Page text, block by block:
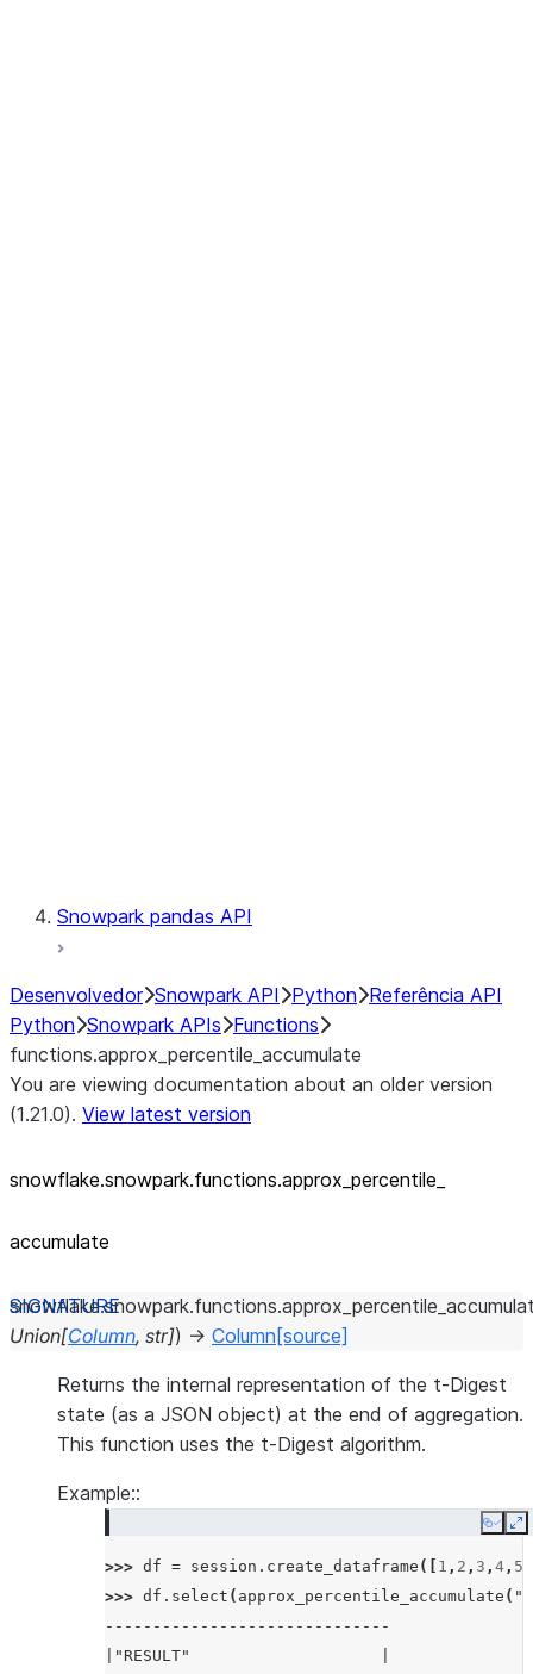
Snowpark pandas API
Desenvolvedor Snowpark API Python Referência API
Python Snowpark APIs Functions
functions.approx_percentile_accumulate
You are viewing documentation about an older version
(1.21.0). View latest version
snowflake.snowpark.functions.approx_ percentile_
accumulate
snowflake.snowpark.functions.
Union[Column, str]) → Column [source]
Returns the internal representation of the t-Digest
state (as a JSON object) at the end of aggregation.
This function uses the t-Digest algorithm.
Example::
Copy
>>> df = session . create_dataframe ([ 1 , 2 , 3 , 4 , 5
>>> df . select ( approx_percentile_accumulate (
------------------------------
|"RESULT"                    |